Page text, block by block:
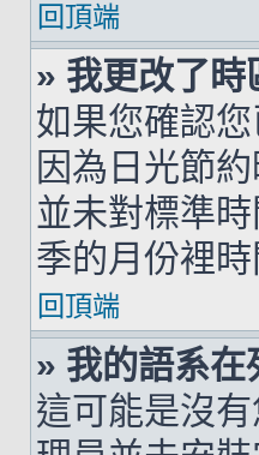
回頂端
» 我更改了時
如果您確認
因為日光節
並未對標準
季的月份裡
回頂端
» 我的語系在
這可能是沒